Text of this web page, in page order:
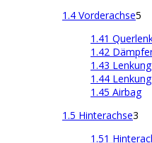
1.4 Vorderachse5
1.41
1.42
1.43
1.44
1.45 Airbag
1.5 Hinterachse3
1.51